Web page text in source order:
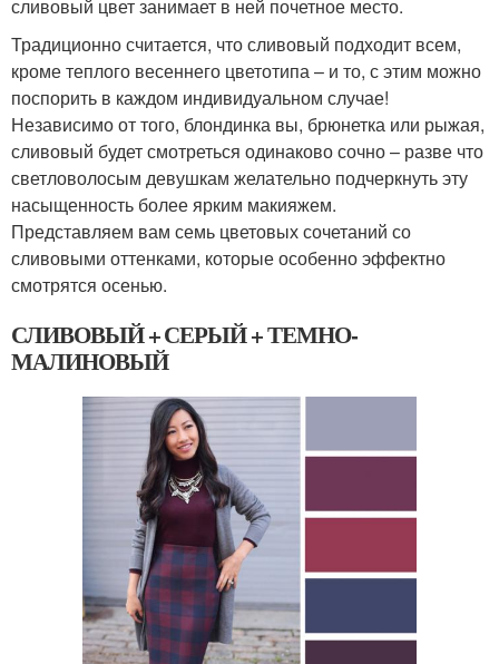
сливовый цвет занимает в ней почетное место.
Традиционно считается, что сливовый подходит всем,
кроме теплого весеннего цветотипа – и то, с этим можно
поспорить в каждом индивидуальном случае!
Независимо от того, блондинка вы, брюнетка или рыжая,
сливовый будет смотреться одинаково сочно – разве что
светловолосым девушкам желательно подчеркнуть эту
насыщенность более ярким макияжем.
Представляем вам семь цветовых сочетаний со
сливовыми оттенками, которые особенно эффектно
смотрятся осенью.
СЛИВОВЫЙ + СЕРЫЙ + ТЕМНО-
МАЛИНОВЫЙ